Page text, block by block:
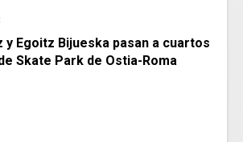
y Egoitz Bijueska pasan a cuartos
Skate Park de Ostia-Roma